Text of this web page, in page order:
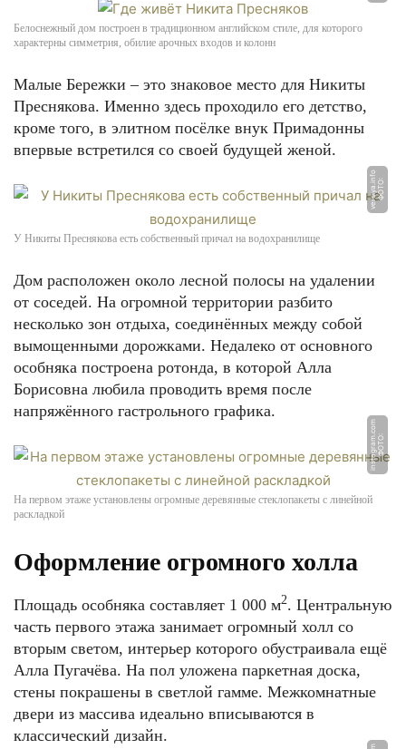
Белоснежный дом построен в традиционном английском стиле, для которого
характерны симметрия, обилие арочных входов и колонн
Малые Бережки – это знаковое место для Никиты
Преснякова. Именно здесь проходило его детство,
кроме того, в элитном посёлке внук Примадонны
впервые встретился со своей будущей женой.
Ф
О
Т
О:
v
e
r
si
y
a.i
n
f
o
У Никиты Преснякова есть собственный причал на водохранилище
Дом расположен около лесной полосы на удалении
от соседей. На огромной территории разбито
несколько зон отдыха, соединённых между собой
вымощенными дорожками. Недалеко от основного
особняка построена ротонда, в которой Алла
Борисовна любила проводить время после
напряжённого гастрольного графика.
Ф
О
Т
О:
i
n
s
t
a
g
r
a
m.
c
o
m
На первом этаже установлены огромные деревянные стеклопакеты с линейной
раскладкой
Оформление огромного холла
Площадь особняка составляет 1 000 м2. Центральную
часть первого этажа занимает огромный холл со
вторым светом, интерьер которого обустраивала ещё
Алла Пугачёва. На пол уложена паркетная доска,
стены покрашены в светлой гамме. Межкомнатные
двери из массива идеально вписываются в
классический дизайн.